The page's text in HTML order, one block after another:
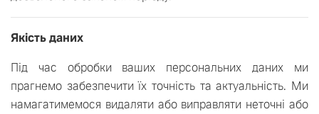
Якість даних
Під час обробки ваших персональних даних ми
прагнемо забезпечити їх точність та актуальність. Ми
намагатимемося видаляти або виправляти неточні або